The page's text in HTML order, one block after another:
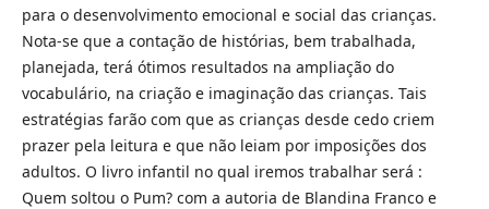
para o desenvolvimento emocional e social das crianças.
Nota-se que a contação de histórias, bem trabalhada,
planejada, terá ótimos resultados na ampliação do
vocabulário, na criação e imaginação das crianças. Tais
estratégias farão com que as crianças desde cedo criem
prazer pela leitura e que não leiam por imposições dos
adultos. O livro infantil no qual iremos trabalhar será :
Quem soltou o Pum? com a autoria de Blandina Franco e